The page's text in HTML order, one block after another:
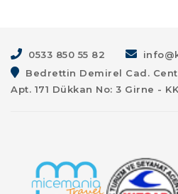
0533 850 55 82
Bedrettin Demirel Cad.
Apt. 171 Dükkan No: 3 Girne -